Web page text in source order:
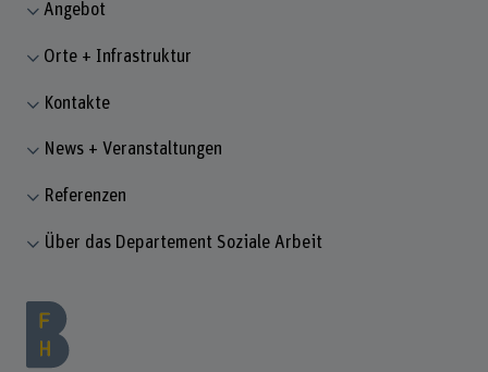
Angebot
Orte + Infrastruktur
Kontakte
News + Veranstaltungen
Referenzen
Über das Departement Soziale Arbeit